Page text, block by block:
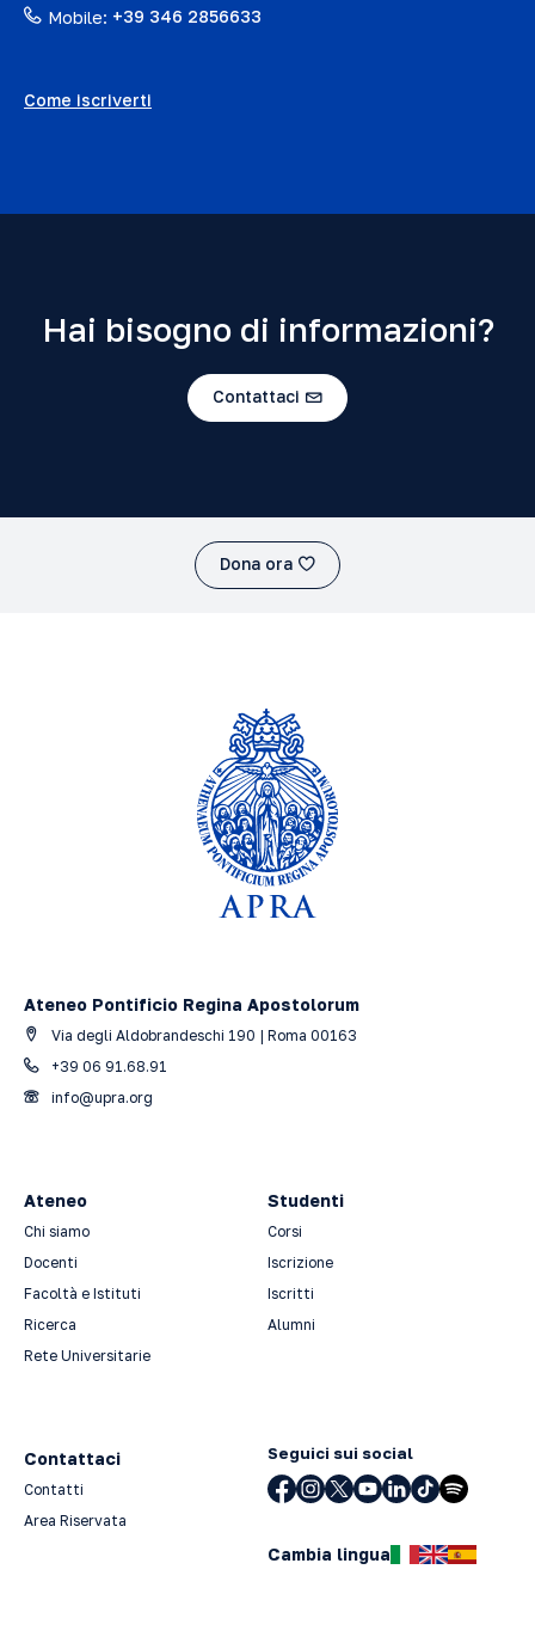
Mobile: +39 346 2856633
Come iscriverti
Hai bisogno di informazioni?
Contattaci
Dona ora
Ateneo Pontificio Regina Apostolorum
Via degli Aldobrandeschi 190 | Roma 00163
+39 06 91.68.91
info@upra.org
Ateneo
Chi siamo
Docenti
Facoltà e Istituti
Ricerca
Rete Universitarie
Studenti
Corsi
Iscrizione
Iscritti
Alumni
Contattaci
Contatti
Area Riservata
Seguici sui social
Cambia lingua